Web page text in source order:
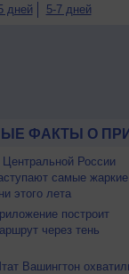
дней 5-7 дней
ФАКТЫ О
Центральной России
самые жаркие
этого лета
построит
через тень
Вашингтон